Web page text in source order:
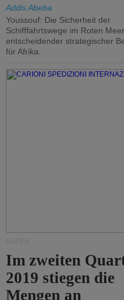
Addis Abeba
Youssouf: Die Sicherheit der
Schifffahrtswege im Roten
entscheidender strategischer
für Afrika.
Im zweiten
2019 stiegen die
Mengen an